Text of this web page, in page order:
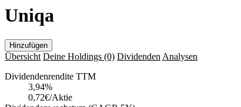
Uniqa
Hinzufügen
Übersicht Deine Holdings (0) Dividenden Analysen
Dividendenrendite TTM
3,94%
0,72€/Aktie